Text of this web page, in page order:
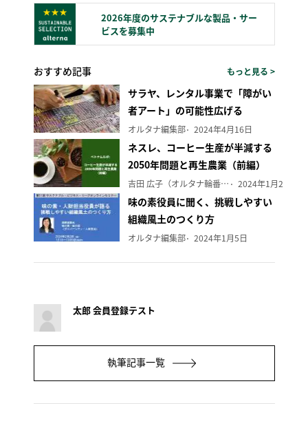
2026年度のサステナブルな製品・サー
ビスを募集中
おすすめ記事 もっと見る >
サラヤ、レンタル事業で「障がい
者アート」の可能性広げる
オルタナ編集部 2024年4月16日
ネスレ、コーヒー生産が半減する
2050年問題と再生農業（前編）
吉田 広子（オルタナ輪番編集長） 2024年1月29日
味の素役員に聞く、挑戦しやすい
組織風土のつくり方
オルタナ編集部 2024年1月5日
太郎 会員登録テスト
執筆記事一覧